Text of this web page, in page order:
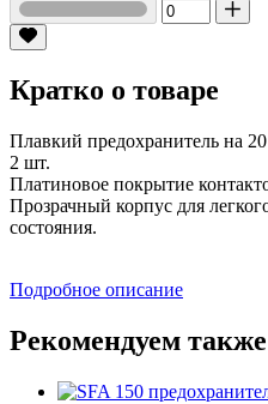
Кратко о товаре
Плавкий предохранитель на
2 шт.
Платиновое покрытие
Прозрачный корпус для
состояния.
Подробное описание
Рекомендуем также